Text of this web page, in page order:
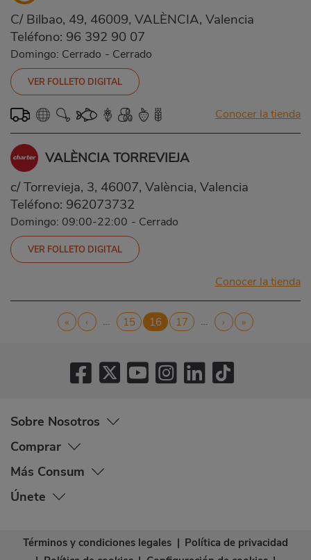
C/ Bilbao, 49, 46009, VALÈNCIA, Valencia
Teléfono: 96 392 90 07
Domingo: Cerrado - Cerrado
VER FOLLETO DIGITAL
Conocer la tienda
VALÈNCIA TORREVIEJA
c/ Torrevieja, 3, 46007, València, Valencia
Teléfono: 962073732
Domingo: 09:00-22:00 - Cerrado
VER FOLLETO DIGITAL
Conocer la tienda
Paginación
Primera
página
«
Página
anterior
‹ … Página
15
Página
actual
16 Página
17 …
Siguiente
página
›
Última
página
»
Sobre Nosotros
Comprar
Más Consum
Únete
Términos y condiciones legales | Política de privacidad